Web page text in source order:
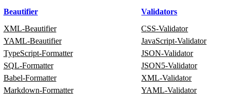
Beautifier
XML‑Beautifier
YAML‑Beautifier
TypeScript‑Formatter
SQL‑Formatter
Babel‑Formatter
Markdown‑Formatter
Validators
CSS‑Validator
JavaScript‑Validator
JSON‑Validator
JSON5‑Validator
XML‑Validator
YAML‑Validator